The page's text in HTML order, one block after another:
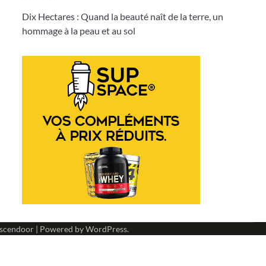
Dix Hectares : Quand la beauté naît de la terre, un
hommage à la peau et au sol
| Powered byWordPress.